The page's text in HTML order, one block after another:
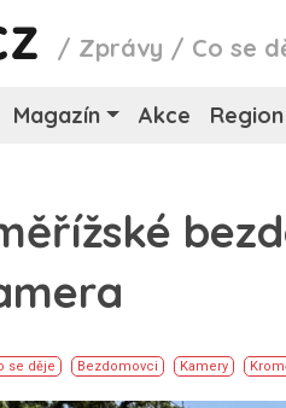
/ Zprávy / Co se
Magazín Akce Region
se děje Bezdomovci Kamery